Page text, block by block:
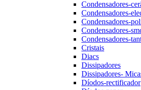
Condensadores-
Condensadores-
Condensadores-
Condensadores-
Condensadores-
Cristais
Diacs
Dissipadores
Dissipadores-
Díodos-rectificador